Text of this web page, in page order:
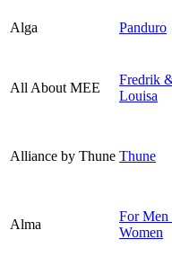
Alga Panduro
All About MEE
Fredrik
Louisa
Alliance by Thune Thune
Alma
For
Women